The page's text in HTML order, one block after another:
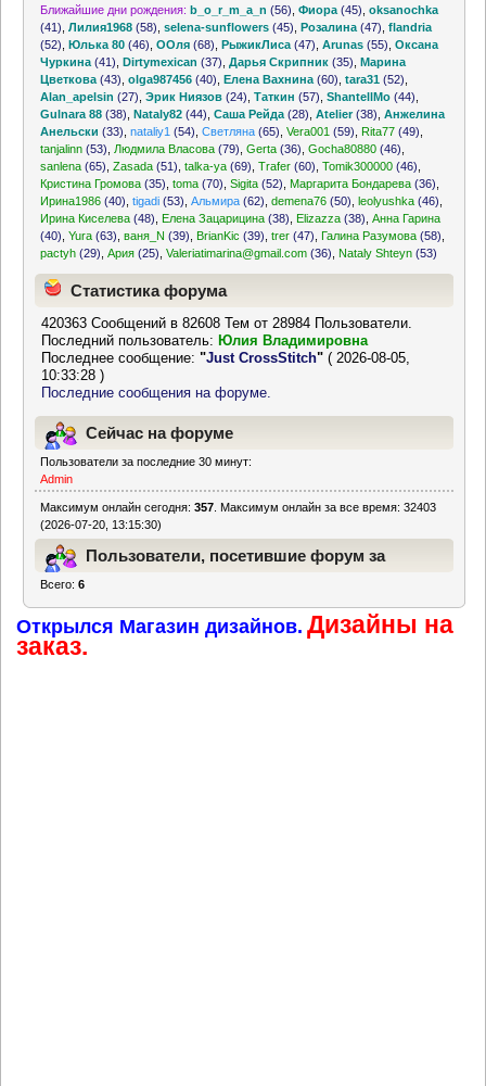
Ближайшие дни рождения: b_o_r_m_a_n (56) ,Фиора (45) ,oksanochka
(41) ,Лилия1968 (58) ,selena-sunflowers (45) ,Розалина (47) ,flandria
(52) ,Юлька 80 (46) ,ООля (68) ,РыжикЛиса (47) ,Arunas (55) ,Оксана
Чуркина (41) ,Dirtymexican (37) ,Дарья Скрипник (35) ,Марина
Цветкова (43) ,olga987456 (40) ,Елена Вахнина (60) ,tara31 (52)
Alan_apelsin (27) ,Эрик Ниязов (24) ,Таткин (57) ,ShantellMo (44)
Gulnara 88 (38) ,Nataly82 (44) ,Саша Рейда (28) ,Atelier(38) ,Анжелина
Анельски (33) ,nataliy1 (54) ,Светляна (65) ,Vera001 (59) Rita77 (49)
tanjalinn (53) Людмила Власова (79) ,Gerta (36) ,Gocha80880 (46)
sanlena (65) ,Zasada (51) ,talka-ya (69) ,Trafer (60) ,Tomik300000 (46)
Кристина Громова (35) ,toma (70) ,Sigita (52) Маргарита Бондарева (36)
Ирина1986 (40) ,tigadi (53) ,Альмира (62) ,demena76 (50) ,leolyushka (46)
Ирина Киселева (48) Елена Зацарицина (38) Elizazza (38) ,Анна Гарина
(40) ,Yura (63) ,ваня_N (39) BrianKic (39) ,trer (47) Галина Разумова (58)
pactyh (29) ,Ария (25) ,Valeriatimarina@gmail.com (36) Nataly Shteyn (53)
Статистика форума
420363 Сообщений в 82608 Тем от 28984 Пользователи.
Последний пользователь: Юлия Владимировна
Последнее сообщение:"Just CrossStitch" ( 2026-08-05,
10:33:28 )
Последние сообщения на форуме.
Сейчас на форуме
Пользователи за последние 30 минут:
Admin
Максимум онлайн сегодня:357 . Максимум онлайн за все время: 32403
(2026-07-20, 13:15:30)
Пользователи, посетившие форум за
Всего:6
Открылся Магазин дизайнов. Дизайны на
заказ.